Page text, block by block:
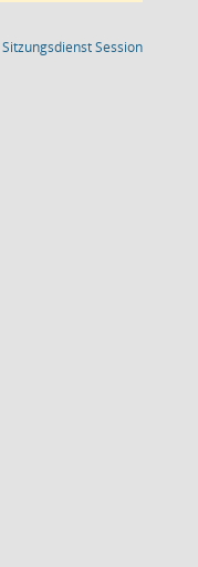
SitzungsdienstSession(Wird in